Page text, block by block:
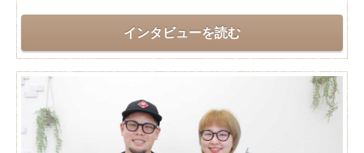
インタビューを読む